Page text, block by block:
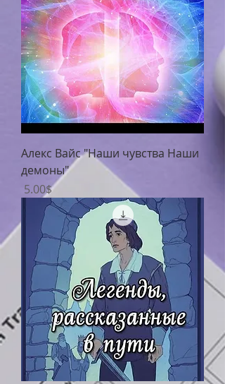
Алекс Вайс "Наши чувства Наши
демоны"
Цена‏5.00 ‏$